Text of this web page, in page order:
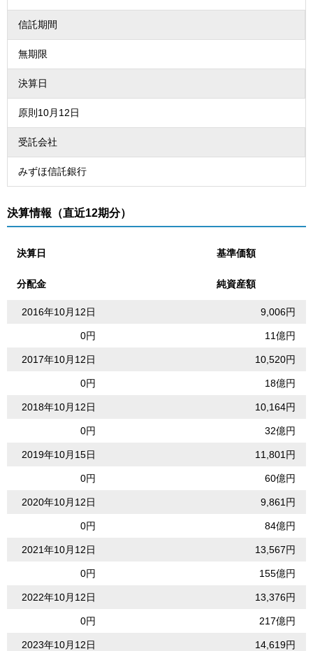
信託期間
無期限
決算日
原則10月12日
受託会社
みずほ信託銀行
決算情報（直近12期分）
決算日 基準価額
分配金 純資産額
2016年10月12日 9,006円
0円 11億円
2017年10月12日 10,520円
0円 18億円
2018年10月12日 10,164円
0円 32億円
2019年10月15日 11,801円
0円 60億円
2020年10月12日 9,861円
0円 84億円
2021年10月12日 13,567円
0円 155億円
2022年10月12日 13,376円
0円 217億円
2023年10月12日 14,619円